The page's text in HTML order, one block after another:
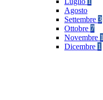
Agosto
Settembre 3
Ottobre 7
Novembre 1
Dicembre 1